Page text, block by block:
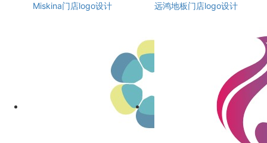
Miskina门店logo设计
远鸿地板门店logo设计